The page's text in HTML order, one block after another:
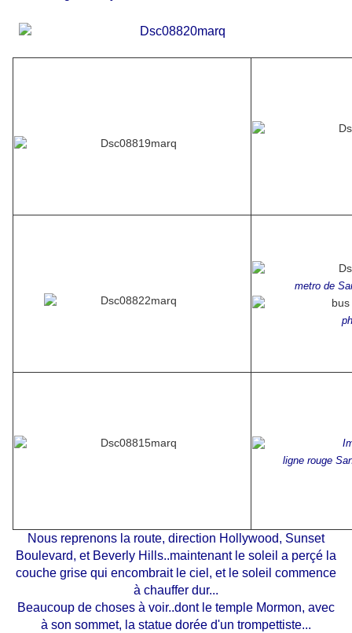
metro de
ligne rouge
Nous reprenons la route, direction Hollywood, Sunset
Boulevard, et Beverly Hills..maintenant le soleil a perçé la
couche grise qui encombrait le ciel, et le soleil commence
à chauffer dur...
Beaucoup de choses à voir..dont le temple Mormon, avec
à son sommet, la statue dorée d'un trompettiste...